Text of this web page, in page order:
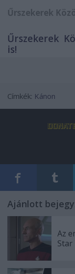
Űrszekerek
Űrszekerek
is!
Címkék: Kánon
Ajánlott
Az